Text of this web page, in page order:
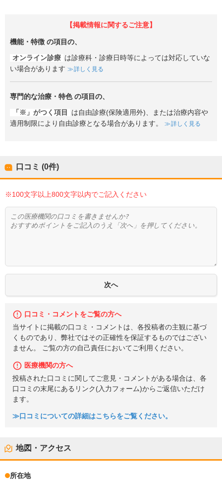
【掲載情報に関するご注意】
機能・特徴 の項目の、
オンライン診療 は診療科・診療日時等によっては対応していな
い場合があります
詳しく見る
専門的な治療・特色の項目の、
「※」がつく項目
は自由診療(保険適用外)、または治療内容や
適用制限により自由診療となる場合があります。
詳しく見る
口コミ (0件)
※100文字以上800文字以内でご記入ください
口コミ・コメントをご覧の方へ
当サイトに掲載の口コミ・コメントは、各投稿者の主観に基づ
くものであり、弊社ではその正確性を保証するものではござい
ません。 ご覧の方の自己責任においてご利用ください。
医療機関の方へ
投稿された口コミに関してご意見・コメントがある場合は、各
口コミの末尾にあるリンク(入力フォーム)からご返信いただけ
ます。
≫口コミについての詳細はこちらをご覧ください。
地図・アクセス
所在地